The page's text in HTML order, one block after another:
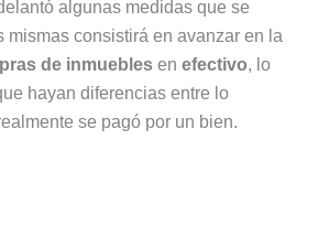
algunas medidas que se
mismas consistirá en avanzar en la
de inmuebles en efectivo, lo
hayan diferencias entre lo
se pagó por un bien.